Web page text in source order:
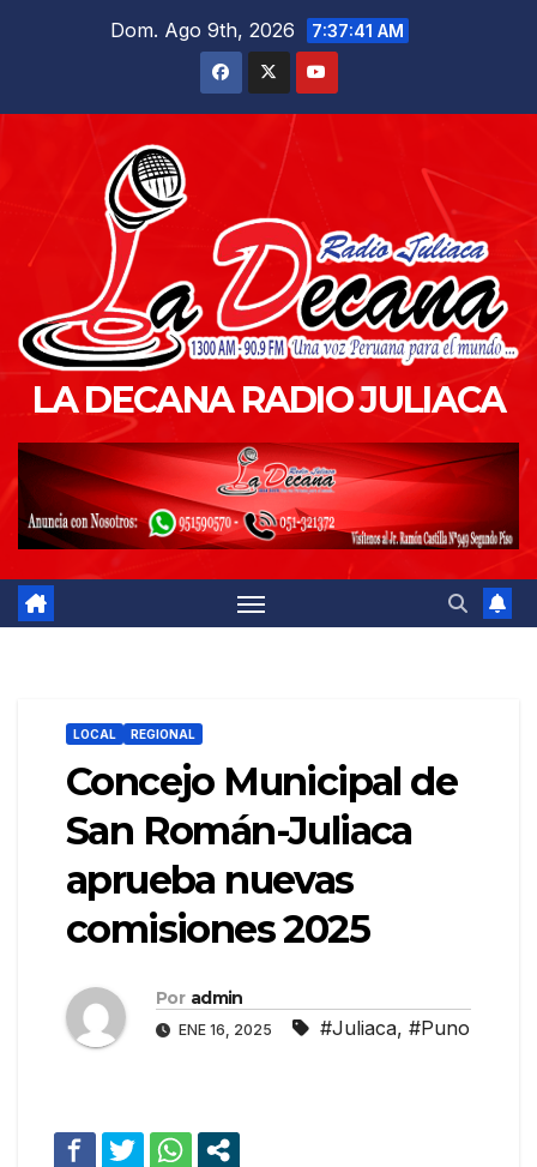
Dom. Ago 9th, 2026 7:37:42 AM
LA DECANA RADIO JULIACA
LOCAL REGIONAL
Concejo Municipal de
San Román-Juliaca
aprueba nuevas
comisiones 2025
Por admin
ENE 16, 2025 #Juliaca, #Puno